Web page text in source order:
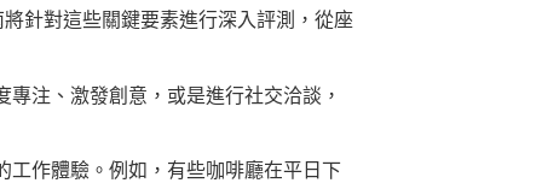
針對這些關鍵要素進行深入評測，從座
注、激發創意，或是進行社交洽談，
工作體驗。例如，有些咖啡廳在平日下